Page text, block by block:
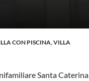
CON PISCINA, VILLA
Santa Caterina